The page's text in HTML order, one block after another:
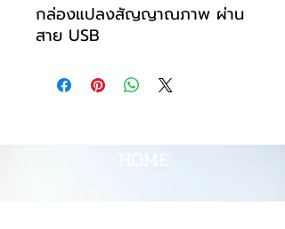
กล่องแปลงสัญญาณภาพ ผ่าน
สาย USB
HOME